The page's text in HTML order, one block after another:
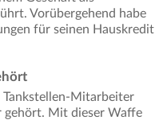
Vorübergehend habe
für seinen Hauskredit
Tankstellen-Mitarbeiter
gehört. Mit dieser Waffe